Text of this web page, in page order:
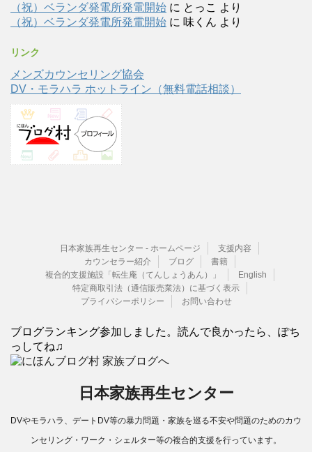
（祝）ベランダ発電所発電開始 に とっこ より
（祝）ベランダ発電所発電開始 に 味くん より
リンク
メンズカウンセリング協会
DV・モラハラ ホットライン（無料電話相談）
日本家族再生センター - ホームページ
支援内容
カウンセラー紹介
ブログ
書籍
複合的支援施設「転生庵（てんしょうあん）」
English
特定商取引法（通信販売業法）に基づく表示
プライバシーポリシー
お問い合わせ
ブログランキング参加しました。読んで良かったら、ぽち
っしてね♫
日本家族再生センター
DVやモラハラ、デートDV等の暴力問題・家族を巡る不安や問題のためのカウ
ンセリング・ワーク・シェルター等の複合的支援を行っています。